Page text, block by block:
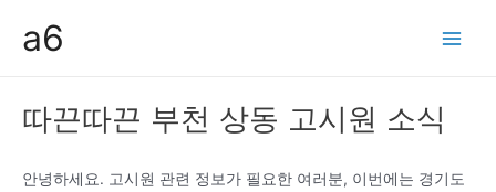
a6
따끈따끈 부천 상동 고시원 소식
안녕하세요. 고시원 관련 정보가 필요한 여러분, 이번에는 경기도